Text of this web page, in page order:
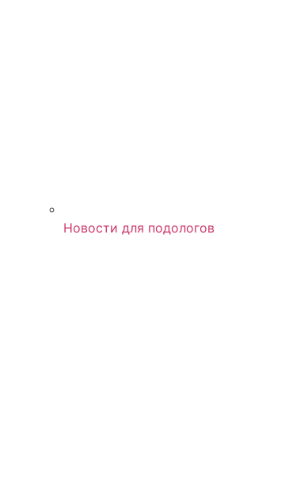
Новости для подологов